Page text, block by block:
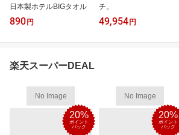
日本製ホテルBIGタオル
890 円
チ。
49,954 円
楽天スーパーDEAL
No Image
20%
ポイント
バック
No Image
20%
ポイント
バック